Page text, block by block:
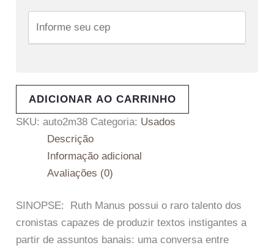
ADICIONAR AO CARRINHO
SKU:auto2m38 Categoria: Usados
Descrição
Informação adicional
Avaliações (0)
SINOPSE: Ruth Manus possui o raro talento dos
cronistas capazes de produzir textos instigantes a
partir de assuntos banais: uma conversa entre